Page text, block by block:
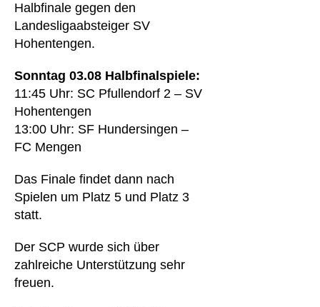
Halbfinale gegen den
Landesligaabsteiger SV
Hohentengen.
Sonntag 03.08 Halbfinalspiele:
11:45 Uhr: SC Pfullendorf 2 – SV
Hohentengen
13:00 Uhr: SF Hundersingen –
FC Mengen
Das Finale findet dann nach
Spielen um Platz 5 und Platz 3
statt.
Der SCP wurde sich über
zahlreiche Unterstützung sehr
freuen.